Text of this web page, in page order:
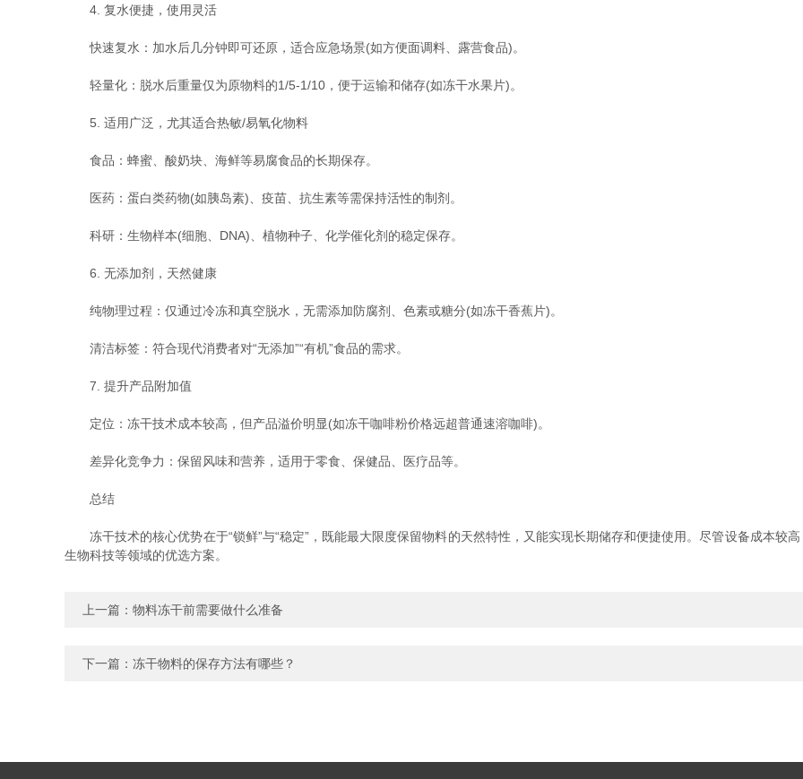
4. 复水便捷，使用灵活
快速复水：加水后几分钟即可还原，适合应急场景(如方便面调料、露营食品)。
轻量化：脱水后重量仅为原物料的1/5-1/10，便于运输和储存(如冻干水果片)。
5. 适用广泛，尤其适合热敏/易氧化物料
食品：蜂蜜、酸奶块、海鲜等易腐食品的长期保存。
医药：蛋白类药物(如胰岛素)、疫苗、抗生素等需保持活性的制剂。
科研：生物样本(细胞、DNA)、植物种子、化学催化剂的稳定保存。
6. 无添加剂，天然健康
纯物理过程：仅通过冷冻和真空脱水，无需添加防腐剂、色素或糖分(如冻干香蕉片)。
清洁标签：符合现代消费者对“无添加”“有机”食品的需求。
7. 提升产品附加值
定位：冻干技术成本较高，但产品溢价明显(如冻干咖啡粉价格远超普通速溶咖啡)。
差异化竞争力：保留风味和营养，适用于零食、保健品、医疗品等。
总结
冻干技术的核心优势在于“锁鲜”与“稳定”，既能最大限度保留物料的天然特性，又能实现长期储存和便捷使用。尽管设备成本较
生物科技等领域的优选方案。
上一篇： 物料冻干前需要做什么准备
下一篇： 冻干物料的保存方法有哪些？